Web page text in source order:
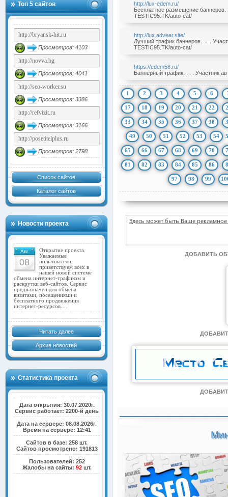
Топ 5 сайтов
Просмотров: 4103
Просмотров: 4041
Просмотров: 3386
Просмотров: 3166
Просмотров: 2798
Список сайтов
Каталог сайтов
Новости проекта
Авг
08
Открытие проекта.
Уважаемые
пользователи,
приветствуем всех в
нашей новой системе
обмена интернет-трафиком и
раскрутки веб-сайтов. Сервис
предназначен для обмена
визитами, посещениями и
бесплатного продвижения
интернет-ресурсов.…
Читать далее
Архив новостей
Статистика проекта
Дата открытия: 30.07.2020г.
Сервис работает: 2200-й день
Дата на сервере: 08.08.2026г.
Время на сервере: 12:41
Сайтов в базе: 258 шт.
Сайтов просмотрено: 191813
Пользователей: 252
Жалобы на сайты: 92шт.
http://lux-edem.ru/
Бесплатное размещение баннеров.
TESTIC95.TK/auto-cat/
http://lux.advear.site/
Лучший трафик баннеров. . . .
TESTIC95.TK/auto-cat/
https://edem58.ru/
Баннерный трафик. . . . Участник
1 2 3 4 5 6
17 18 19 20 21 22
33 34 35 36 37 38
49 50 51 52 53 54
65 66 67 68 69 70
81 82 83 84 85 86
97 98 99
Здесь может быть Ваше
ДОБАВИТЬ